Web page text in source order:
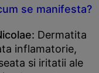
se manifesta?
Dermatita
inflamatorie,
si iritatii ale